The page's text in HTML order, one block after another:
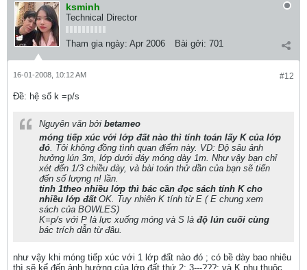
ksminh
Technical Director
Tham gia ngày: Apr 2006 Bài gởi: 701
#12
16-01-2008, 10:12 AM
Ðề: hệ số k =p/s
Nguyên văn bởi betameo
móng tiếp xúc với lớp đất nào thì tính toán lấy K của lớp
đó. Tôi không đồng tình quan điểm này. VD: Độ sâu ảnh
hưởng lún 3m, lớp dưới đáy móng dày 1m. Như vậy bạn chỉ
xét đến 1/3 chiều dày, và bài toán thử dần của bạn sẽ tiến
đến số lượng n! lần.
tinh 1theo nhiều lớp thì bác cần đọc sách tính K cho
nhiều lớp đất OK. Tuy nhiên K tính từ E ( E chung xem
sách của BOWLES)
K=p/s với P là lực xuống móng và S là độ lún cuối cùng
bác trích dẫn từ đâu.
như vậy khi móng tiếp xúc với 1 lớp đất nào đó ; có bề dày bao nhiêu
thì sẽ kể đến ảnh hưởng của lớp đất thứ 2; 3---???; và K phụ thuộc